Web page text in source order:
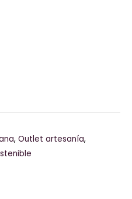
,Outlet artesanía,